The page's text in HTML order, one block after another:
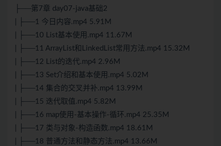
├──第7章 day07-java基础2
| ├──1 今日内容.mp4 5.91M
| ├──10 List基本使用.mp4 11.67M
| ├──11 ArrayList和LinkedList常用方法.mp4 15.32M
| ├──12 List的迭代.mp4 2.96M
| ├──13 Set介绍和基本使用.mp4 5.02M
| ├──14 集合的交叉并补.mp4 13.99M
| ├──15 迭代取值.mp4 5.82M
| ├──16 map使用-基本操作-循环.mp4 25.35M
| ├──17 类与对象-构造函数.mp4 18.61M
| ├──18 普通方法和静态方法.mp4 13.66M